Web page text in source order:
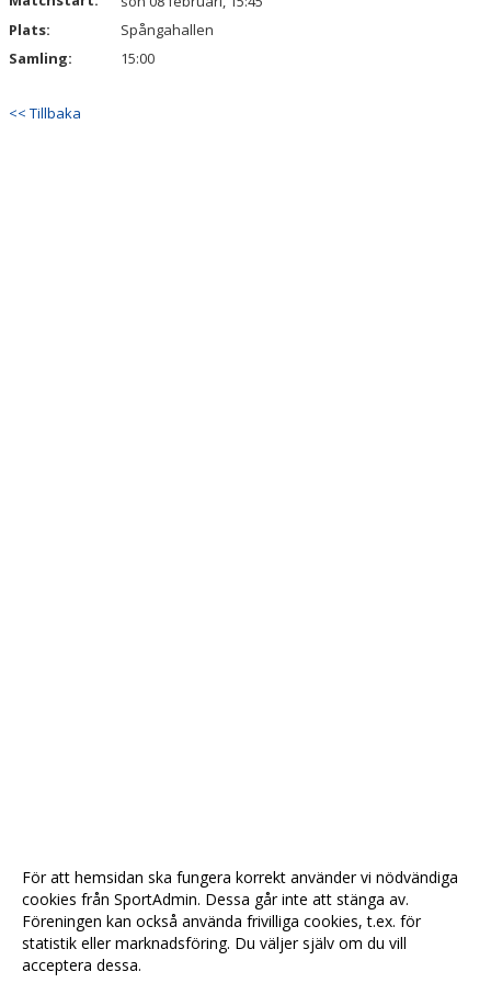
Plats:
Spångahallen
Samling:
15:00
<< Tillbaka
För att hemsidan ska fungera korrekt använder vi nödvändiga
cookies från SportAdmin. Dessa går inte att stänga av.
Föreningen kan också använda frivilliga cookies, t.ex. för
statistik eller marknadsföring. Du väljer själv om du vill
acceptera dessa.